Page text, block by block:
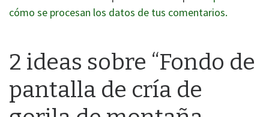
cómo se procesan los datos de tus comentarios.
2 ideas sobre “Fondo de
pantalla de cría de